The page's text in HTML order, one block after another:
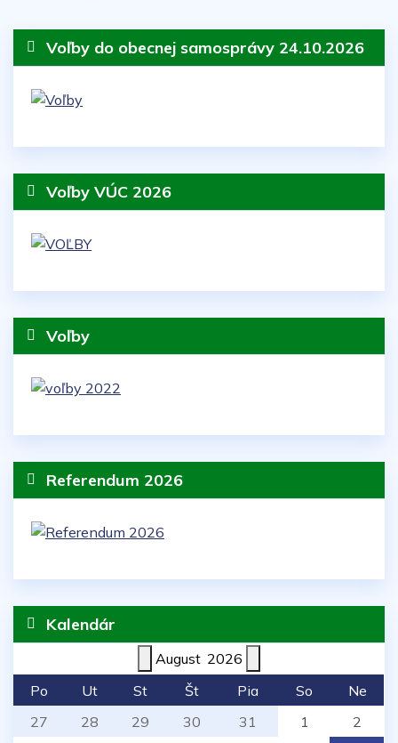
Voľby do obecnej samosprávy 24.10.2026
Voľby VÚC 2026
Voľby
Referendum 2026
Kalendár
August 2026
Po
Ut St Št Pia So
Ne
27
28 29 30 31 1 2